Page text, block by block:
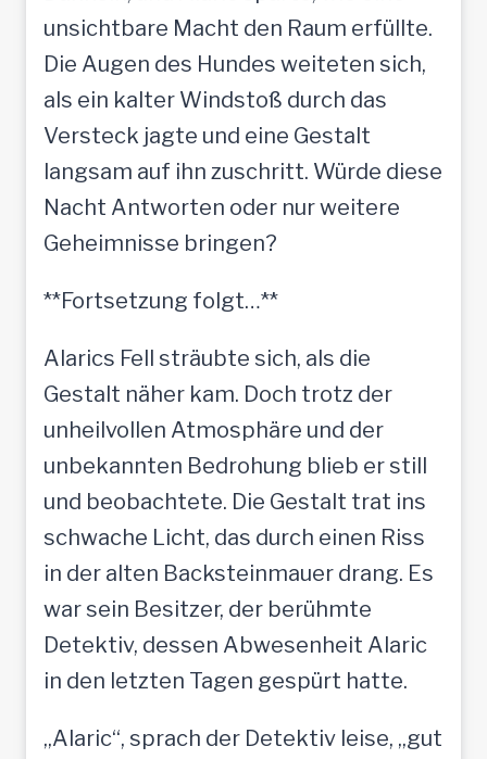
unsichtbare Macht den Raum erfüllte.
Die Augen des Hundes weiteten sich,
als ein kalter Windstoß durch das
Versteck jagte und eine Gestalt
langsam auf ihn zuschritt. Würde diese
Nacht Antworten oder nur weitere
Geheimnisse bringen?
**Fortsetzung folgt…**
Alarics Fell sträubte sich, als die
Gestalt näher kam. Doch trotz der
unheilvollen Atmosphäre und der
unbekannten Bedrohung blieb er still
und beobachtete. Die Gestalt trat ins
schwache Licht, das durch einen Riss
in der alten Backsteinmauer drang. Es
war sein Besitzer, der berühmte
Detektiv, dessen Abwesenheit Alaric
in den letzten Tagen gespürt hatte.
„Alaric“, sprach der Detektiv leise, „gut